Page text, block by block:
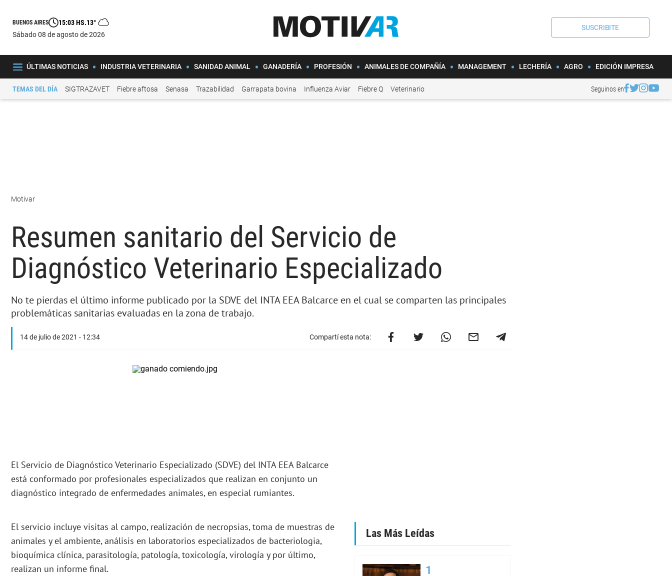
BUENOS AIRES 15:03 HS.13°
sábado 08 de agosto de 2026
SUSCRIBITE
ÚLTIMAS NOTICIAS INDUSTRIA VETERINARIA SANIDAD ANIMAL GANADERÍA PROFESIÓN ANIMALES DE COMPAÑÍA MANAGEMENT LECHERÍA AGRO EDICIÓN IMPRESA
TEMAS DEL DÍA SIGTRAZAVET Fiebre aftosa Senasa Trazabilidad Garrapata bovina Influenza Aviar Fiebre Q Veterinario Seguinos en
Motivar
Resumen sanitario del Servicio de
Diagnóstico Veterinario Especializado
No te pierdas el último informe publicado por la SDVE del INTA EEA Balcarce en el cual se comparten las principales
problemáticas sanitarias evaluadas en la zona de trabajo.
14 de julio de 2021 - 12:34 Compartí esta nota:
El Servicio de Diagnóstico Veterinario Especializado (SDVE) del INTA EEA Balcarce
está conformado por profesionales especializados que realizan en conjunto un
diagnóstico integrado de enfermedades animales, en especial rumiantes.
El servicio incluye visitas al campo, realización de necropsias, toma de muestras de
animales y el ambiente, análisis en laboratorios especializados de bacteriologia,
bioquímica clínica, parasitología, patología, toxicología, virología y por último,
realizan un informe final.
Las Más Leídas